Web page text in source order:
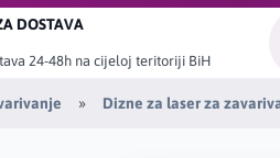
DOSTAVA
24-48h na cijeloj teritoriji BiH
Dizne za laser za